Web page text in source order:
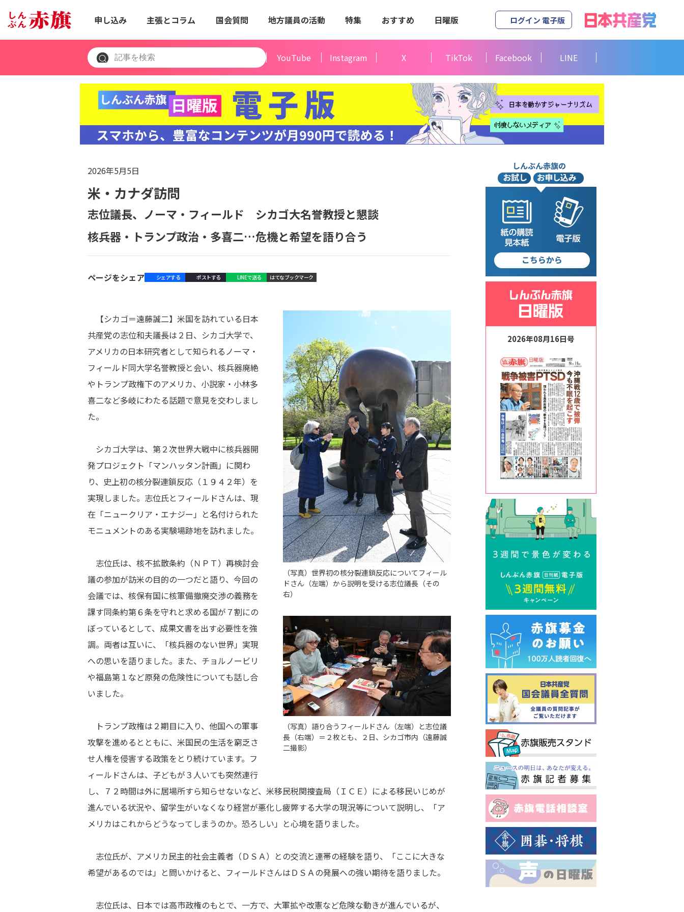
申し込み 主張とコラム 国会質問 地方議員の活動 特集 おすすめ 日曜版 ログイン 電子版
YouTube Instagram X TikTok Facebook LINE
2026年5月5日
米・カナダ訪問
志位議長、ノーマ・フィールド シカゴ大名誉教授と懇談
核兵器・トランプ政治・多喜二…危機と希望を語り合う
ページをシェア シェアする ポストする LINEで送る はてなブックマーク
（写真）世界初の核分裂連鎖反応についてフィール
ドさん（左端）から説明を受ける志位議長（その
右）
（写真）語り合うフィールドさん（左端）と志位議
長（右端）＝２枚とも、２日、シカゴ市内（遠藤誠
二撮影）
【シカゴ＝遠藤誠二】米国を訪れている日本
共産党の志位和夫議長は２日、シカゴ大学で、
アメリカの日本研究者として知られるノーマ・
フィールド同大学名誉教授と会い、核兵器廃絶
やトランプ政権下のアメリカ、小説家・小林多
喜二など多岐にわたる話題で意見を交わしまし
た。
シカゴ大学は、第２次世界大戦中に核兵器開
発プロジェクト「マンハッタン計画」に関わ
り、史上初の核分裂連鎖反応（１９４２年）を
実現しました。志位氏とフィールドさんは、現
在「ニュークリア・エナジー」と名付けられた
モニュメントのある実験場跡地を訪れました。
志位氏は、核不拡散条約（ＮＰＴ）再検討会
議の参加が訪米の目的の一つだと語り、今回の
会議では、核保有国に核軍備撤廃交渉の義務を
課す同条約第６条を守れと求める国が７割にの
ぼっているとして、成果文書を出す必要性を強
調。両者は互いに、「核兵器のない世界」実現
への思いを語りました。また、チョルノービリ
や福島第１など原発の危険性についても話し合
いました。
トランプ政権は２期目に入り、他国への軍事
攻撃を進めるとともに、米国民の生活を窮乏さ
せ人権を侵害する政策をとり続けています。フ
ィールドさんは、子どもが３人いても突然連行
し、７２時間は外に居場所すら知らせないなど、米移民税関捜査局（ＩＣＥ）による移民いじめが
進んでいる状況や、留学生がいなくなり経営が悪化し疲弊する大学の現況等について説明し、「ア
メリカはこれからどうなってしまうのか。恐ろしい」と心境を語りました。
志位氏が、アメリカ民主的社会主義者（ＤＳＡ）との交流と連帯の経験を語り、「ここに大きな
希望があるのでは」と問いかけると、フィールドさんはＤＳＡの発展への強い期待を語りました。
志位氏は、日本では高市政権のもとで、一方で、大軍拡や改憲など危険な動きが進んでいるが、
2026年08月16日号